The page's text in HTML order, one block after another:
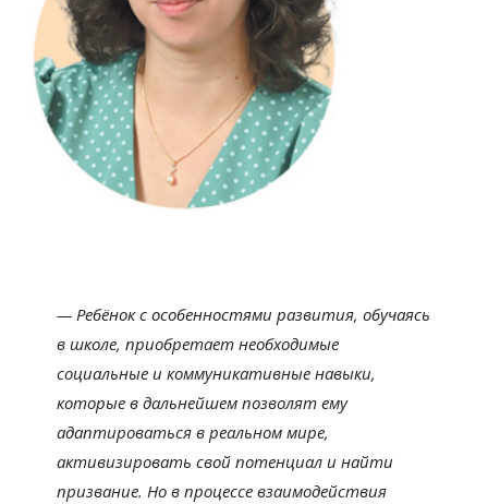
— Ребёнок с особенностями развития, обучаясь
в школе, приобретает необходимые
социальные и коммуникативные навыки,
которые в дальнейшем позволят ему
адаптироваться в реальном мире,
активизировать свой потенциал и найти
призвание. Но в процессе взаимодействия